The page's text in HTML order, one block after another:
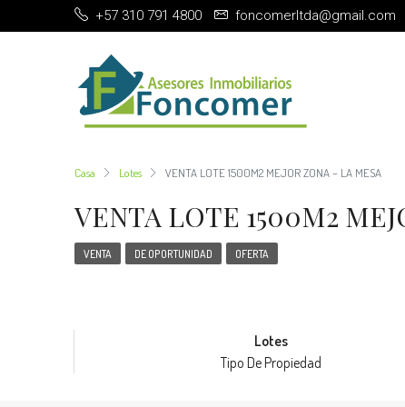
+57 310 791 4800 foncomerltda@gmail.com
Casa Lotes VENTA LOTE 1500M2 MEJOR ZONA – LA MESA
VENTA LOTE 1500M2
VENTA DE OPORTUNIDAD OFERTA
Lotes
Tipo De Propiedad